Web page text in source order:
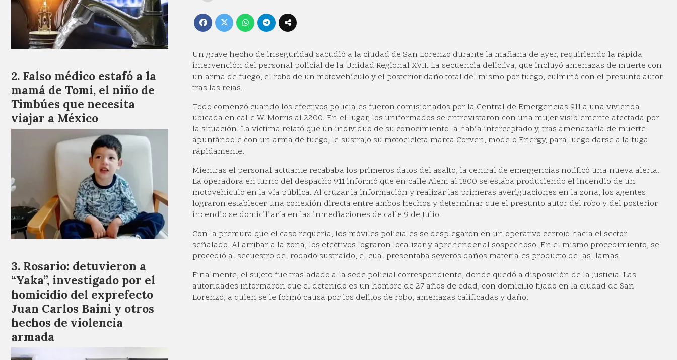
Un grave hecho de inseguridad sacudió a la ciudad de San Lorenzo durante la mañana de ayer, requiriendo la rápida
intervención del personal policial de la Unidad Regional XVII. La secuencia delictiva, que incluyó amenazas de muerte con
un arma de fuego, el robo de un motovehículo y el posterior daño total del mismo por fuego, culminó con el presunto autor
tras las rejas.
Todo comenzó cuando los efectivos policiales fueron comisionados por la Central de Emergencias 911 a una vivienda
ubicada en calle W. Morris al 2200. En el lugar, los uniformados se entrevistaron con una mujer visiblemente afectada por
la situación. La víctima relató que un individuo de su conocimiento la había interceptado y, tras amenazarla de muerte
apuntándole con un arma de fuego, le sustrajo su motocicleta marca Corven, modelo Energy, para luego darse a la fuga
rápidamente.
Mientras el personal actuante recababa los primeros datos del asalto, la central de emergencias notificó una nueva alerta.
La operadora en turno del despacho 911 informó que en calle Alem al 1800 se estaba produciendo el incendio de un
motovehículo en la vía pública. Al cruzar la información y realizar las primeras averiguaciones en la zona, los agentes
lograron establecer una conexión directa entre ambos hechos y determinar que el presunto autor del robo y del posterior
incendio se domiciliaría en las inmediaciones de calle 9 de Julio.
Con la premura que el caso requería, los móviles policiales se desplegaron en un operativo cerrojo hacia el sector
señalado. Al arribar a la zona, los efectivos lograron localizar y aprehender al sospechoso. En el mismo procedimiento, se
procedió al secuestro del rodado sustraído, el cual presentaba severos daños materiales producto de las llamas.
Finalmente, el sujeto fue trasladado a la sede policial correspondiente, donde quedó a disposición de la justicia. Las
autoridades informaron que el detenido es un hombre de 27 años de edad, con domicilio fijado en la ciudad de San
Lorenzo, a quien se le formó causa por los delitos de robo, amenazas calificadas y daño.
Falso médico estafó a la
mamá de Tomi, el niño de
Timbúes que necesita
viajar a México
Rosario: detuvieron a
“Yaka”, investigado por el
homicidio del exprefecto
Juan Carlos Baini y otros
hechos de violencia
armada